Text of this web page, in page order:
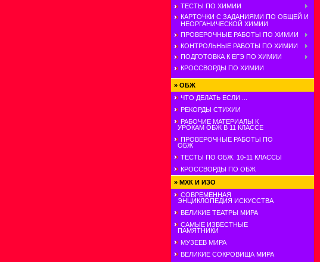
ТЕСТЫ ПО ХИМИИ
КАРТОЧКИ С ЗАДАНИЯМИ ПО ОБЩЕЙ И
НЕОРГАНИЧЕСКОЙ ХИМИИ
ПРОВЕРОЧНЫЕ РАБОТЫ ПО ХИМИИ
КОНТРОЛЬНЫЕ РАБОТЫ ПО ХИМИИ
ПОДГОТОВКА К ЕГЭ ПО ХИМИИ
КРОССВОРДЫ ПО ХИМИИ
» ОБЖ
ЧТО ДЕЛАТЬ ЕСЛИ ...
РЕКОРДЫ СТИХИИ
РАБОЧИЕ МАТЕРИАЛЫ К
УРОКАМ ОБЖ В 11 КЛАССЕ
ПРОВЕРОЧНЫЕ РАБОТЫ ПО
ОБЖ
ТЕСТЫ ПО ОБЖ. 10-11 КЛАССЫ
КРОССВОРДЫ ПО ОБЖ
» МХК И ИЗО
СОВРЕМЕННАЯ
ЭНЦИКЛОПЕДИЯ ИСКУССТВА
ВЕЛИКИЕ ТЕАТРЫ МИРА
САМЫЕ ИЗВЕСТНЫЕ
ПАМЯТНИКИ
МУЗЕЕВ МИРА
ВЕЛИКИЕ СОКРОВИЩА МИРА